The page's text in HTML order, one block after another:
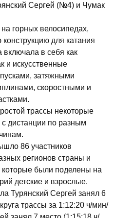
Сергей (№4) и Чумак
горных велосипедах,
для катания
включала в себя как
и искусственные
затяжными
скоростными и
трассы некоторые
дистанции по разным
86 участников
регионов страны и
которые были поделены на
детские и взрослые.
Турянский Сергей занял 6
трассы за 1:12:20 ч/мин/